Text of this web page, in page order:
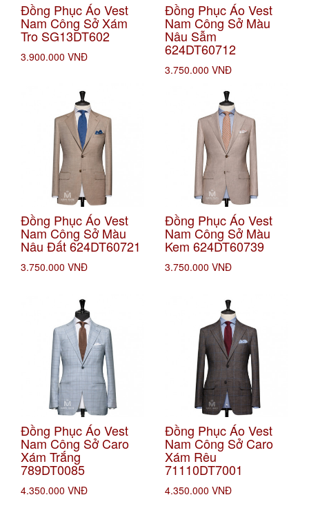
Đồng Phục Áo Vest
Nam Công Sở Xám
Tro SG13DT602
3.900.000 VNĐ
Đồng Phục Áo Vest
Nam Công Sở Màu
Nâu Sẫm
624DT60712
3.750.000 VNĐ
Đồng Phục Áo Vest
Nam Công Sở Màu
Nâu Đất 624DT60721
3.750.000 VNĐ
Đồng Phục Áo Vest
Nam Công Sở Màu
Kem 624DT60739
3.750.000 VNĐ
Đồng Phục Áo Vest
Nam Công Sở Caro
Xám Trắng
789DT0085
4.350.000 VNĐ
Đồng Phục Áo Vest
Nam Công Sở Caro
Xám Rêu
71110DT7001
4.350.000 VNĐ